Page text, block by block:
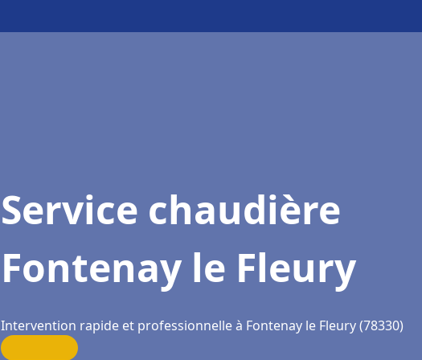
Service chaudière
Fontenay le Fleury
Intervention rapide et professionnelle à Fontenay le Fleury (78330)